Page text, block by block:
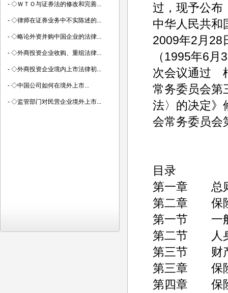
过，现予公布
中华人民共
2009年2月28
（1995年6
次会议通过
常务委员会第
法〉的决定
会常务委员会
目录
第一章 总
第二章 保
第一节 一
第二节 人
第三节 财
第三章 保
第四章 保
- ◇ＷＴＯ与证券法的修改和完善...
- ◇律师在证券业务中不实陈述的...
- ◇略论外资并购中国企业的法律...
- ◇外商投资企业收购、重组法律...
- ◇外商投资企业境内上市法律初...
- ◇中国公司如何在境外上市...
- ◇监管部门对民营企业境外上市...